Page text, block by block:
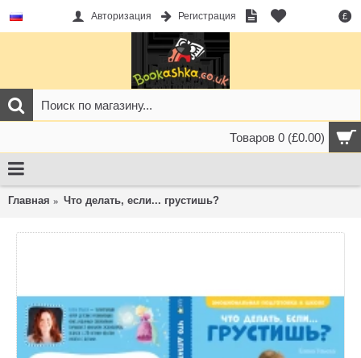
£
Авторизация Регистрация
Товаров 0 (£0.00)
Главная Что делать, если... грустишь?